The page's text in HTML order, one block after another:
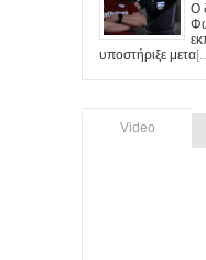
Ο
υποστήριξε μετα
Video